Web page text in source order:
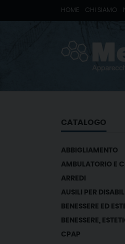
HOME CHI SIAMO
CATALOGO
ABBIGLIAMENTO
AMBULATORIO E
ARREDI
AUSILI PER DISABILI
BENESSERE ED
BENESSERE,
CPAP